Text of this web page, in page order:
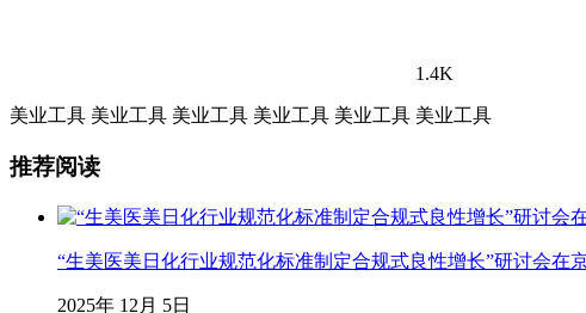
1.4K
美业工具 美业工具 美业工具 美业工具 美业工具 美业工具
推荐阅读
“生美医美日化行业规范化标准制定合规式良性增长”研讨会在
2025年 12月 5日